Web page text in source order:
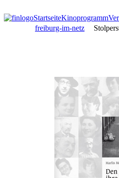
StartseiteKinoprogramm
freiburg-im-netz